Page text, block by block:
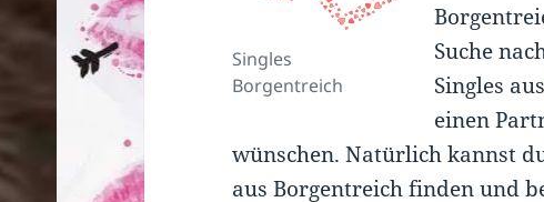
Singles
Borgentreich
Suche
Singles
einen
wünschen. Natürlich kannst
aus Borgentreich finden und